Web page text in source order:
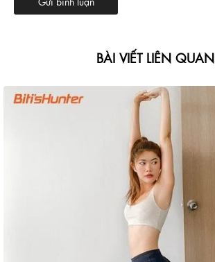
BÀI VIẾT LIÊN QUAN